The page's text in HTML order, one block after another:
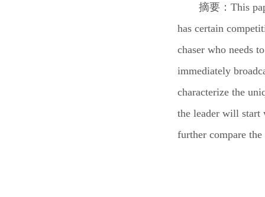
摘要： This
has certain
chaser who needs
immediately
characterize the
the leader will start
further compare